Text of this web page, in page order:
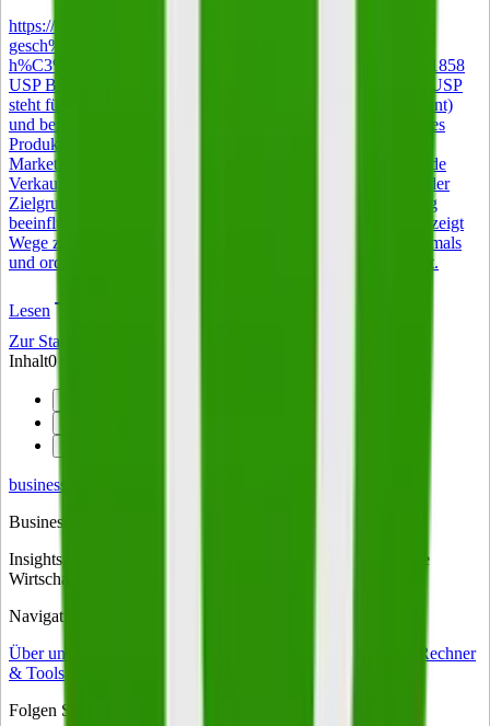
https://www.istockphoto.com/de/foto/gl%C3%BCckliche-
gesch%C3%A4ftsfrau-mittleren-alters-managerin-beim-
h%C3%A4ndesch%C3%BCtteln-bei-gm2004890520-560421858
USP Bedeutung – was ein Alleinstellungsmerkmal ausmacht USP
steht für Unique Selling Proposition (auch Unique Selling Point)
und bezeichnet im Deutschen das Alleinstellungsmerkmal eines
Produkts, einer Dienstleistung oder eines Unternehmens. Im
Marketing ist der Begriff zentral: Gemeint ist das entscheidende
Verkaufsversprechen, das ein Angebot in der Wahrnehmung der
Zielgruppe unverwechselbar macht und die Kaufentscheidung
beeinflusst. Der folgende Artikel erklärt die USP Bedeutung, zeigt
Wege zur Entwicklung eines belastbaren Alleinstellungsmerkmals
und ordnet ein, warum das Konzept auch 2026 relevant bleibt.
Lesen
Zur Startseite
Inhalt0
business
Business. Klartext.
Insights, Strategien und Trends für Entscheider – das tägliche
Wirtschaftsmagazin für Führungskräfte in Deutschland.
Navigation
Über uns
Rechner
& Tools
Folgen Sie uns